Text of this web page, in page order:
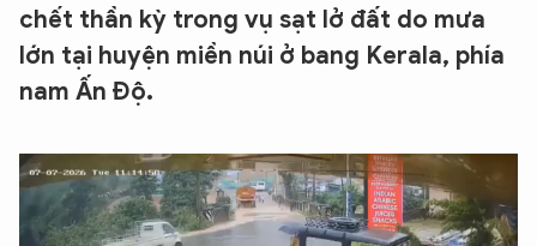
chết thần kỳ trong vụ sạt lở đất do mưa
lớn tại huyện miền núi ở bang Kerala, phía
nam Ấn Độ.